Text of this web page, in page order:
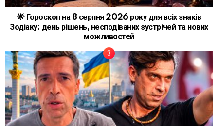
🌟 Гороскоп на 8 серпня 2026 року для всіх знаків
Зодіаку: день рішень, несподіваних зустрічей та нових
можливостей